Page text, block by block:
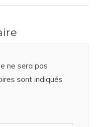
ne sera pas
sont indiqués